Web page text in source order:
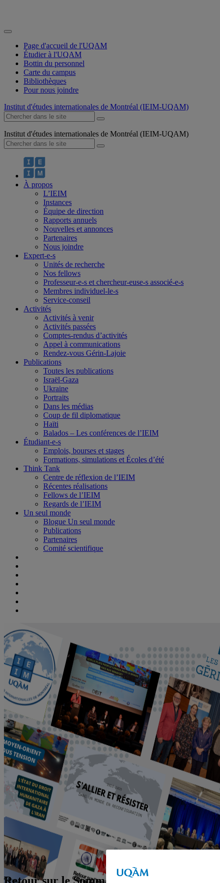
Page d'accueil de l'UQAM
Étudier à l'UQAM
Bottin du personnel
Carte du campus
Bibliothèques
Pour nous joindre
Institut d'études internationales de Montréal (IEIM-UQAM)
Institut d'études internationales de Montréal (IEIM-UQAM)
À propos
L’IEIM
Instances
Équipe de direction
Rapports annuels
Nouvelles et annonces
Partenaires
Nous joindre
Expert-e-s
Unités de recherche
Nos fellows
Professeur-e-s et chercheur-euse-s associé-e-s
Membres individuel-le-s
Service-conseil
Activités
Activités à venir
Activités passées
Comptes-rendus d’activités
Appel à communications
Rendez-vous Gérin-Lajoie
Publications
Toutes les publications
Israël-Gaza
Ukraine
Portraits
Dans les médias
Coup de fil diplomatique
Haïti
Balados – Les conférences de l’IEIM
Étudiant-e-s
Emplois, bourses et stages
Formations, simulations et Écoles d’été
Think Tank
Centre de réflexion de l’IEIM
Récentes réalisations
Fellows de l’IEIM
Regards de l’IEIM
Un seul monde
Blogue Un seul monde
Publications
Partenaires
Comité scientifique